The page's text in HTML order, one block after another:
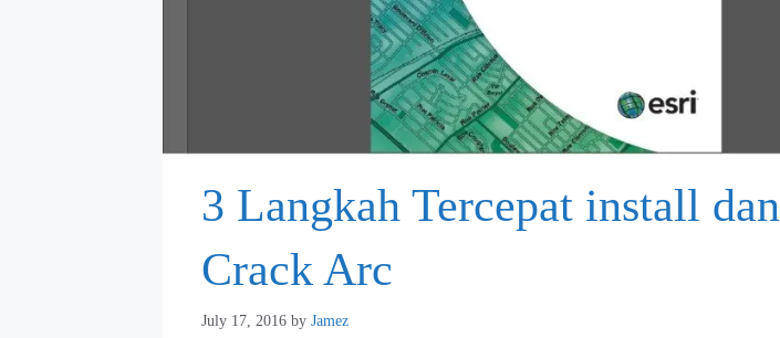
3 Langkah Tercepat install dan
Crack Arc
July 17, 2016 by Jamez